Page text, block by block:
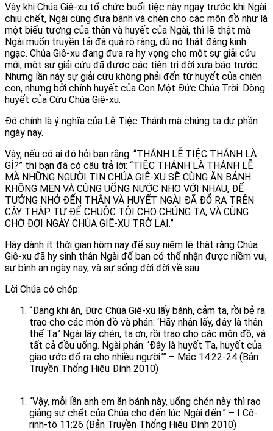
Vậy khi Chúa Giê-xu tổ chức buổi tiệc này ngay trước khi Ngài
chịu chết, Ngài cũng đưa bánh và chén cho các môn đồ như là
một biểu tượng của thân và huyết của Ngài, thì lẽ thật mà
Ngài muốn truyền tải đã quá rõ ràng, dù nó thật đáng kinh
ngạc. Chúa Giê-xu đang đưa ra hy vọng cho một sự giải cứu
mới, một sự giải cứu đã được các tiên tri đời xưa báo trước.
Nhưng lần này sự giải cứu không phải đến từ huyết của chiên
con, nhưng bởi chính huyết của Con Một Đức Chúa Trời. Dòng
huyết của Cứu Chúa Giê-xu.
Đó chính là ý nghĩa của Lễ Tiệc Thánh mà chúng ta dự phần
ngày nay.
Vậy, nếu có ai đó hỏi bạn rằng: “THÁNH LỄ TIỆC THÁNH LÀ
GÌ?” thì bạn đã có câu trả lời: “TIỆC THÁNH LÀ THÁNH LỄ
MÀ NHỮNG NGƯỜI TIN CHÚA GIÊ-XU SẼ CÙNG ĂN BÁNH
KHÔNG MEN VÀ CÙNG UỐNG NƯỚC NHO VỚI NHAU, ĐỂ
TƯỞNG NHỚ ĐẾN THÂN VÀ HUYẾT NGÀI ĐÃ ĐỔ RA TRÊN
CÂY THẬP TỰ ĐỂ CHUỘC TỘI CHO CHÚNG TA, VÀ CÙNG
CHỜ ĐỢI NGÀY CHÚA GIÊ-XU TRỞ LẠI.”
Hãy dành ít thời gian hôm nay để suy niệm lẽ thật rằng Chúa
Giê-xu đã hy sinh thân Ngài để bạn có thể nhận được niềm vui,
sự bình an ngày nay, và sự sống đời đời về sau.
Lời Chúa có chép:
“Đang khi ăn, Đức Chúa Giê-xu lấy bánh, cảm tạ, rồi bẻ ra
trao cho các môn đồ và phán: ‘Hãy nhận lấy, đây là thân
thể Ta.’ Ngài lấy chén, tạ ơn, rồi trao cho các môn đồ, và
tất cả đều uống. Ngài phán: ‘Đây là huyết Ta, huyết của
giao ước đổ ra cho nhiều người.’” – Mác 14:22-24 (Bản
Truyền Thống Hiệu Đính 2010)
“Vậy, mỗi lần anh em ăn bánh này, uống chén này thì rao
giảng sự chết của Chúa cho đến lúc Ngài đến.” – I Cô-
rinh-tô 11:26 (Bản Truyền Thống Hiệu Đính 2010)